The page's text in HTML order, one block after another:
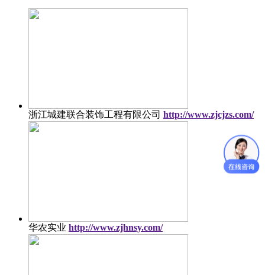
浙江城建联合装饰工程有限公司 http://www.zjcjzs.com/
华农实业 http://www.zjhnsy.com/